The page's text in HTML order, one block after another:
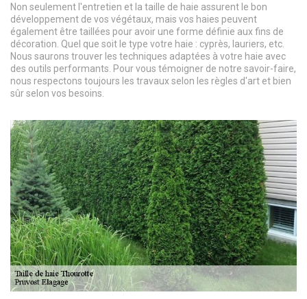
Non seulement l'entretien et la taille de haie assurent le bon
développement de vos végétaux, mais vos haies peuvent
également être taillées pour avoir une forme définie aux fins de
décoration. Quel que soit le type votre haie : cyprès, lauriers, etc.
Nous saurons trouver les techniques adaptées à votre haie avec
des outils performants. Pour vous témoigner de notre savoir-faire,
nous respectons toujours les travaux selon les règles d'art et bien
sûr selon vos besoins.